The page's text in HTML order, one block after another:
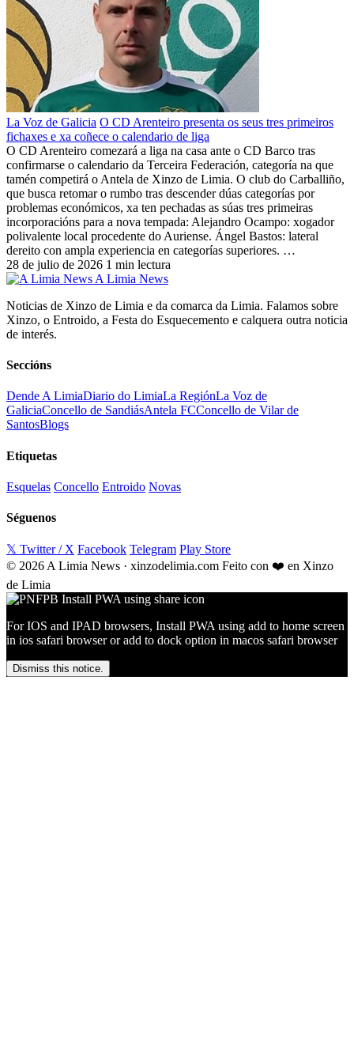
La Voz de Galicia O CD Arenteiro presenta os seus tres primeiros
fichaxes e xa coñece o calendario de liga
O CD Arenteiro comezará a liga na casa ante o CD Barco tras
confirmarse o calendario da Terceira Federación, categoría na que
tamén competirá o Antela de Xinzo de Limia. O club do Carballiño,
que busca retomar o rumbo tras descender dúas categorías por
problemas económicos, xa ten pechadas as súas tres primeiras
incorporacións para a nova tempada: Alejandro Ocampo: xogador
polivalente local procedente do Auriense. Ángel Bastos: lateral
dereito con ampla experiencia en categorías superiores. …
28 de julio de 2026 1 min lectura
A Limia News
Noticias de Xinzo de Limia e da comarca da Limia. Falamos sobre
Xinzo, o Entroido, a Festa do Esquecemento e calquera outra noticia
de interés.
Seccións
Dende A LimiaDiario do LimiaLa RegiónLa Voz de
GaliciaConcello de SandiásAntela FCConcello de Vilar de
SantosBlogs
Etiquetas
Esquelas Concello Entroido Novas
Séguenos
𝕏 Twitter / X Facebook Telegram Play Store
© 2026 A Limia News · xinzodelimia.com Feito con ❤️ en Xinzo
de Limia
For IOS and IPAD browsers, Install PWA using add to home screen
in ios safari browser or add to dock option in macos safari browser
Dismiss this notice.